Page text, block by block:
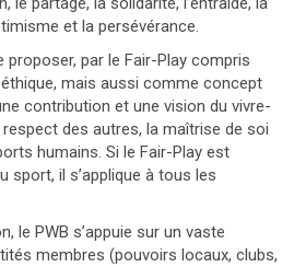
et la persévérance.
proposer, par le Fair-Play compris
mais aussi comme concept
contribution et une vision du vivre-
des autres, la maîtrise de soi
humains. Si le Fair-Play est
sport, il s’applique à tous les
le PWB s’appuie sur un vaste
membres (pouvoirs locaux, clubs,